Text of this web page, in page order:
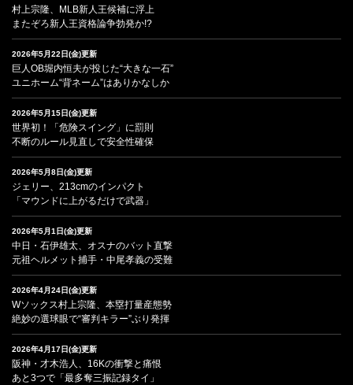
村上宗隆、MLB新人王候補に浮上
またぞろ新人王資格論争勃発か!?
2026年5月22日(金)更新
巨人OB堀内恒夫が投じた“大きな一石”
ユニホーム“背ネーム”はありかなしか
2026年5月15日(金)更新
世界初！「危険スイング」に罰則
不断のルール見直しで安全性確保
2026年5月8日(金)更新
ジェリー、213cmのインパクト
「マウンドに上がるだけで武器」
2026年5月1日(金)更新
中日・石伊雄太、オスナのバット直撃
元祖ヘルメット捕手・中尾孝義の受難
2026年4月24日(金)更新
Wソックス村上宗隆、本塁打量産態勢
絶妙の選球眼で“審判キラー”ぶり発揮
2026年4月17日(金)更新
阪神・才木浩人、16Kの衝撃と痛恨
あと3つで「最多奪三振記録タイ」